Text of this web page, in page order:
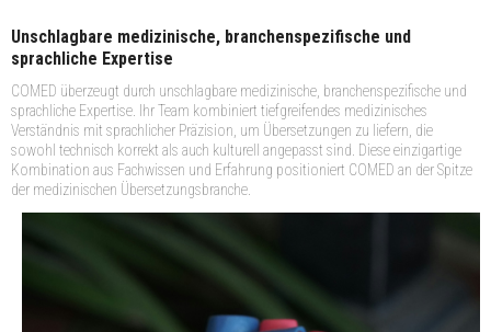
Unschlagbare medizinische, branchenspezifische und
sprachliche Expertise
COMED überzeugt durch unschlagbare medizinische, branchenspezifische und
sprachliche Expertise. Ihr Team kombiniert tiefgreifendes medizinisches
Verständnis mit sprachlicher Präzision, um Übersetzungen zu liefern, die
sowohl technisch korrekt als auch kulturell angepasst sind. Diese einzigartige
Kombination aus Fachwissen und Erfahrung positioniert COMED an der Spitze
der medizinischen Übersetzungsbranche.